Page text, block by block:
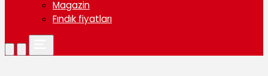
Magazin
Fındık fiyatları